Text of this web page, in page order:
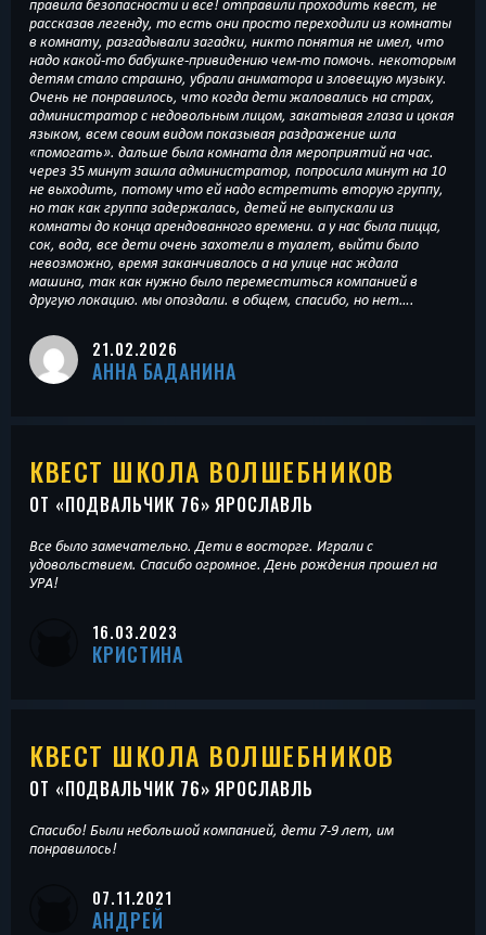
правила безопасности и все! отправили проходить квест, не
рассказав легенду, то есть они просто переходили из комнаты
в комнату, разгадывали загадки, никто понятия не имел, что
надо какой-то бабушке-привидению чем-то помочь. некоторым
детям стало страшно, убрали аниматора и зловещую музыку.
Очень не понравилось, что когда дети жаловались на страх,
администратор с недовольным лицом, закатывая глаза и цокая
языком, всем своим видом показывая раздражение шла
«помогать». дальше была комната для мероприятий на час.
через 35 минут зашла администратор, попросила минут на 10
не выходить, потому что ей надо встретить вторую группу,
но так как группа задержалась, детей не выпускали из
комнаты до конца арендованного времени. а у нас была пицца,
сок, вода, все дети очень захотели в туалет, выйти было
невозможно, время заканчивалось а на улице нас ждала
машина, так как нужно было переместиться компанией в
другую локацию. мы опоздали. в общем, спасибо, но нет….
21.02.2026
АННА БАДАНИНА
КВЕСТ ШКОЛА ВОЛШЕБНИКОВ
ОТ «ПОДВАЛЬЧИК 76» ЯРОСЛАВЛЬ
Все было замечательно. Дети в восторге. Играли с
удовольствием. Спасибо огромное. День рождения прошел на
УРА!
16.03.2023
КРИСТИНА
КВЕСТ ШКОЛА ВОЛШЕБНИКОВ
ОТ «ПОДВАЛЬЧИК 76» ЯРОСЛАВЛЬ
Спасибо! Были небольшой компанией, дети 7-9 лет, им
понравилось!
07.11.2021
АНДРЕЙ